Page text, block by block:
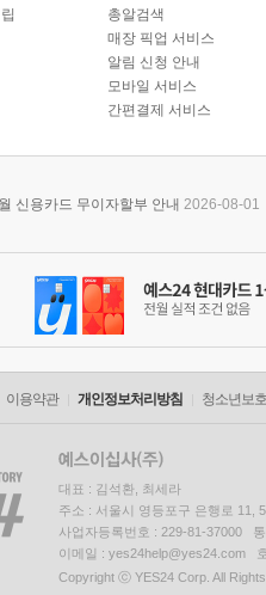
총알검색
매장 픽업 서비스
알림 신청 안내
모바일 서비스
간편결제 서비스
신용카드 무이자할부 안내 2026-08-01
이용약관 개인정보처리방침 청소년보
대표 : 김석환, 최세라
주소 : 서울시 영등포구 은행로 11,
사업자등록번호 : 229-81-37000
이메일 : yes24help@yes24.com
Copyright ⓒ YES24 Corp. All